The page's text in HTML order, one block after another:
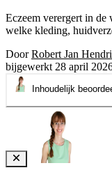
Eczeem verergert in
welke kleding,
DoorRobert Jan
bijgewerkt 28 april
Inhoudelijk